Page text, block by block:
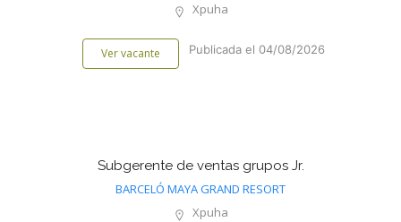
Xpuha
Ver vacante Publicada el 04/08/2026
Subgerente de ventas grupos Jr.
BARCELÓ MAYA GRAND RESORT
Xpuha